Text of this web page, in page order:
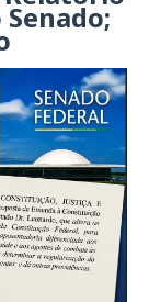
Senado;